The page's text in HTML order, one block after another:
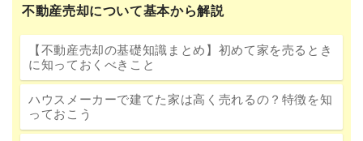
不動産売却について基本から解説
【不動産売却の基礎知識まとめ】初めて家を売るとき
に知っておくべきこと
ハウスメーカーで建てた家は高く売れるの？特徴を知
っておこう